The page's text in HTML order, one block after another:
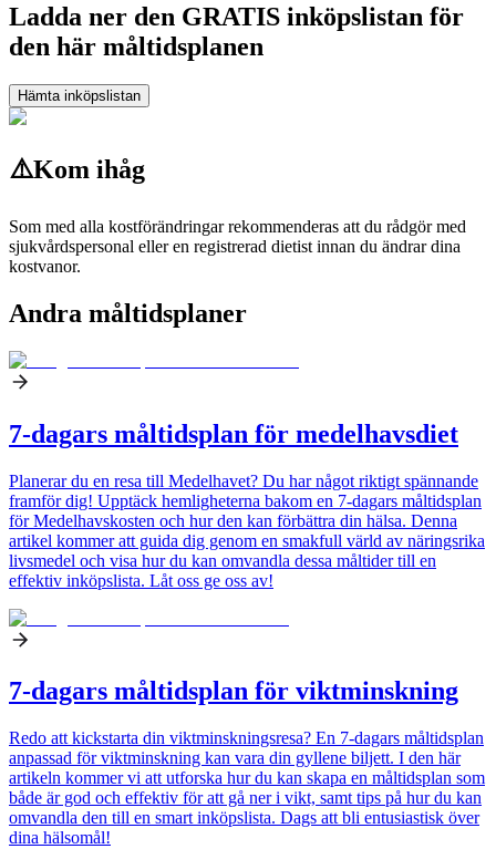
Ladda ner den GRATIS inköpslistan för
den här måltidsplanen
Hämta inköpslistan
⚠️Kom ihåg
Som med alla kostförändringar rekommenderas att du rådgör med
sjukvårdspersonal eller en registrerad dietist innan du ändrar dina
kostvanor.
Andra måltidsplaner
7-dagars måltidsplan för medelhavsdiet
Planerar du en resa till Medelhavet? Du har något riktigt spännande
framför dig! Upptäck hemligheterna bakom en 7-dagars måltidsplan
för Medelhavskosten och hur den kan förbättra din hälsa. Denna
artikel kommer att guida dig genom en smakfull värld av näringsrika
livsmedel och visa hur du kan omvandla dessa måltider till en
effektiv inköpslista. Låt oss ge oss av!
7-dagars måltidsplan för viktminskning
Redo att kickstarta din viktminskningsresa? En 7-dagars måltidsplan
anpassad för viktminskning kan vara din gyllene biljett. I den här
artikeln kommer vi att utforska hur du kan skapa en måltidsplan som
både är god och effektiv för att gå ner i vikt, samt tips på hur du kan
omvandla den till en smart inköpslista. Dags att bli entusiastisk över
dina hälsomål!